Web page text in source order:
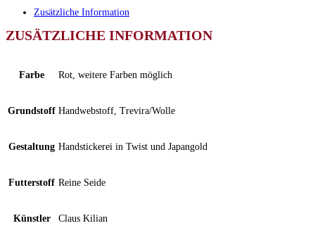
Zusätzliche Information
ZUSÄTZLICHE INFORMATION
Farbe Rot, weitere Farben möglich
Grundstoff Handwebstoff, Trevira/Wolle
Gestaltung Handstickerei in Twist und Japangold
Futterstoff Reine Seide
Künstler Claus Kilian